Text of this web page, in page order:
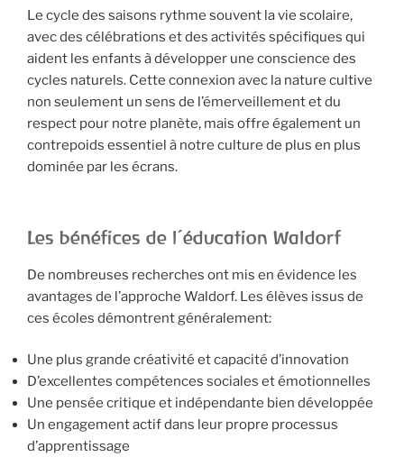
Le cycle des saisons rythme souvent la vie scolaire,
avec des célébrations et des activités spécifiques qui
aident les enfants à développer une conscience des
cycles naturels. Cette connexion avec la nature cultive
non seulement un sens de l’émerveillement et du
respect pour notre planète, mais offre également un
contrepoids essentiel à notre culture de plus en plus
dominée par les écrans.
Les bénéfices de l’éducation Waldorf
De nombreuses recherches ont mis en évidence les
avantages de l’approche Waldorf. Les élèves issus de
ces écoles démontrent généralement:
Une plus grande créativité et capacité d’innovation
D’excellentes compétences sociales et émotionnelles
Une pensée critique et indépendante bien développée
Un engagement actif dans leur propre processus
d’apprentissage